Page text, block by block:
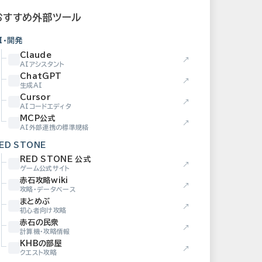
すすめ外部ツール
開発
Claude
AIアシスタント
↗
ChatGPT
生成AI
↗
Cursor
AIコードエディタ
↗
MCP公式
AI外部連携の標準規格
↗
STONE
RED STONE 公式
ゲーム公式サイト
↗
赤石攻略wiki
攻略・データベース
↗
まとめぶ
初心者向け攻略
↗
赤石の民衆
計算機・攻略情報
↗
KHBの部屋
クエスト攻略
↗